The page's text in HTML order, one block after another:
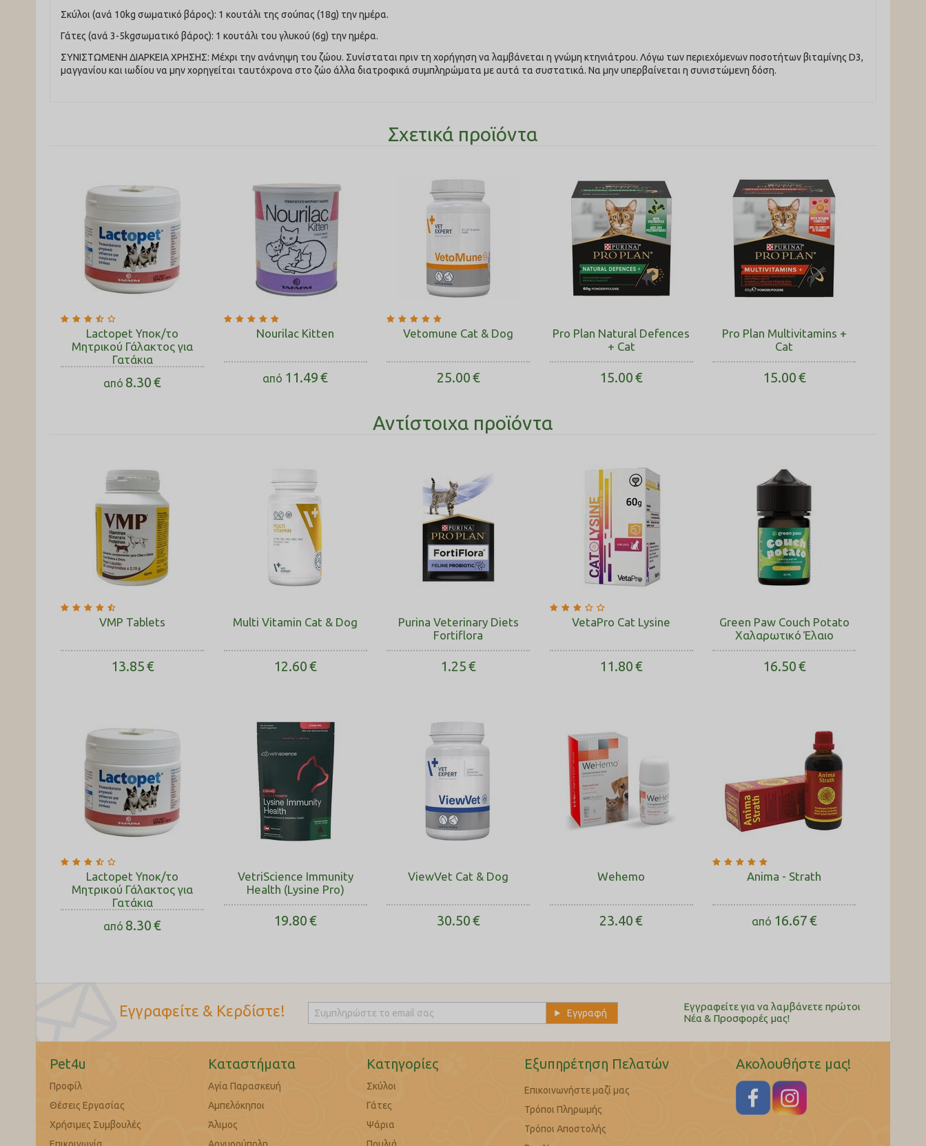
Σκύλοι (ανά 10kg σωματικό βάρος): 1 κουτάλι της σούπας (18g) την ημέρα.
Γάτες (ανά 3-5kgσωματικό βάρος): 1 κουτάλι του γλυκού (6g) την ημέρα.
ΣΥΝΙΣΤΩΜΕΝΗ ΔΙΑΡΚΕΙΑ ΧΡΗΣΗΣ: Μέχρι την ανάνηψη του ζώου. Συνίσταται πριν τη χορήγηση να λαμβάνεται η γνώμη κτηνιάτρου. Λόγω των περιεχόμενων ποσοτήτων βιταμίνης D3,
μαγγανίου και ιωδίου να μην χορηγείται ταυτόχρονα στο ζώο άλλα διατροφικά συμπληρώματα με αυτά τα συστατικά. Να μην υπερβαίνεται η συνιστώμενη δόση.
Σχετικά προϊόντα
Lactopet Υποκ/το
Μητρικού Γάλακτος για
Γατάκια
από 8.30€
Nourilac Kitten
από 11.49€
Vetomune Cat & Dog
25.00€
Pro Plan Natural Defences
+ Cat
15.00€
Pro Plan Multivitamins +
Cat
15.00€
Αντίστοιχα προϊόντα
VMP Tablets
13.85€
Multi Vitamin Cat & Dog
12.60€
Purina Veterinary Diets
Fortiflora
1.25€
VetaPro Cat Lysine
11.80€
Green Paw Couch Potato
Χαλαρωτικό Έλαιο
16.50€
Lactopet Υποκ/το
Μητρικού Γάλακτος για
Γατάκια
από 8.30€
VetriScience Immunity
Health (Lysine Pro)
19.80€
ViewVet Cat & Dog
30.50€
Wehemo
23.40€
Anima - Strath
από 16.67€
Εγγραφείτε & Κερδίστε!
Εγγραφείτε για να λαμβάνετε πρώτοι
Nέα & Προσφορές μας!
Pet4u
Προφίλ
Θέσεις Εργασίας
Χρήσιμες Συμβουλές
Καταστήματα
Αγία Παρασκευή
Αμπελόκηποι
Άλιμος
Κατηγορίες
Σκύλοι
Γάτες
Ψάρια
Εξυπηρέτηση Πελατών
Επικοινωνήστε μαζί μας
Τρόποι Πληρωμής
Τρόποι Αποστολής
Ακολουθήστε μας!